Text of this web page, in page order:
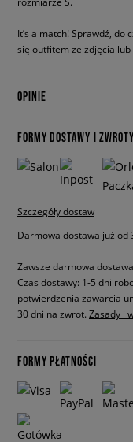
It’s a match! Sprawdź,
się outfitem ze zdjęcia
OPINIE
FORMY DOSTAWY I ZWROTY
Szczegóły dostaw
Darmowa dostawa już od
Zawsze darmowa
Czas dostawy: 1-5 dni
potwierdzenia zawarcia
30 dni na zwrot. Zasady i
FORMY PŁATNOŚCI